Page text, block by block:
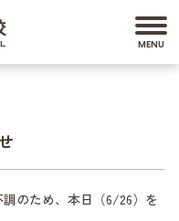
のため、本日（6/26）を